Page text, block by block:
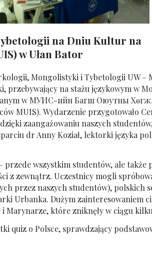
na Dniu Kultur na
w Ułan Bator
Mongolistyki i Tybetologii UW –
przebywający na stażu językowym w
w МУИС-ийн Багш Оюутны
MUIS). Wydarzenie przygotowało
zaangażowaniu naszych
dr Anny Koział, lektorki języka
przede wszystkim studentów, ale także
z zewnątrz. Uczestnicy mogli
przez naszych studentów), polskich
Urbanka. Dużym zainteresowaniem
Marynarze, które zniknęły w ciągu
quiz o Polsce, sprawdzający